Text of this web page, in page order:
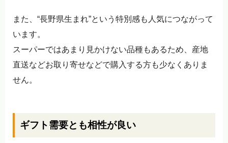
また、“長野県生まれ”という特別感も人気につながって
います。
スーパーではあまり見かけない品種もあるため、産地
直送などお取り寄せなどで購入する方も少なくありま
せん。
ギフト需要とも相性が良い